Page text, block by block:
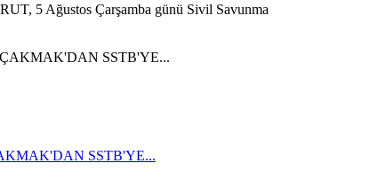
5 Ağustos Çarşamba günü Sivil Savunma
SSTB'YE...